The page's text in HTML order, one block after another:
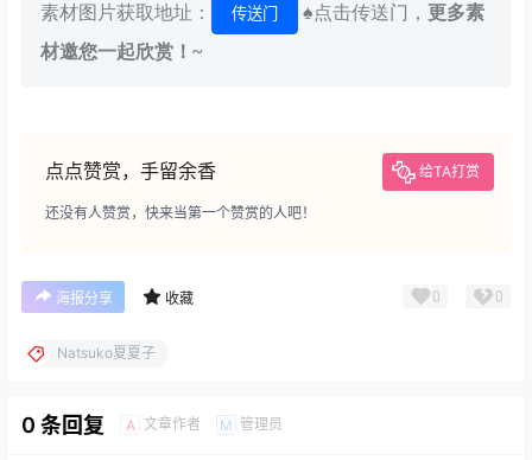
素材图片获取地址： 传送门 ♠点击传送门， 更多素
材邀您一起欣赏！~
点点赞赏，手留余香 给TA打赏
还没有人赞赏，快来当第一个赞赏的人吧！
海报分享 收藏 0 0
Natsuko夏夏子
0 条回复 A 文章作者 M 管理员